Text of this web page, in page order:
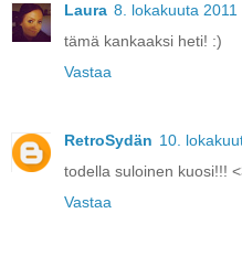
Laura 8. lokakuuta
tämä kankaaksi heti! :)
Vastaa
RetroSydän 10.
todella suloinen kuosi!!!
Vastaa